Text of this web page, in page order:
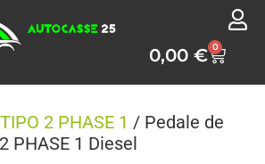
0,00€ 0
TIPO 2 PHASE 1 / Pedale de
PHASE 1 Diesel